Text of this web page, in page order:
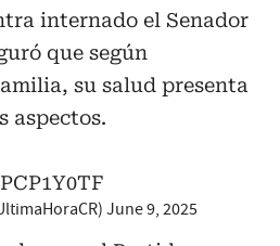
internado el Senador
que según
su salud presenta
aspectos.
June 9, 2025